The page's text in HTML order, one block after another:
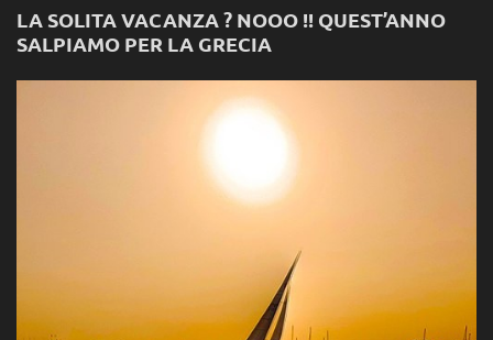
LA SOLITA VACANZA ? NOOO !! QUEST’ANNO
SALPIAMO PER LA GRECIA